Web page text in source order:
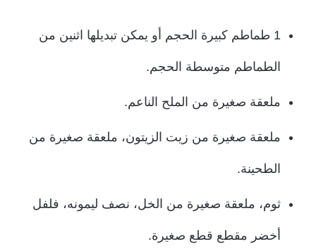
1 طماطم كبيرة الحجم أو يمكن تبديلها اثنين من
الطماطم متوسطة الحجم.
ملعقة صغيرة من الملح الناعم.
ملعقة صغيرة من زيت الزيتون، ملعقة صغيرة من
الطحينة.
ثوم، ملعقة صغيرة من الخل، نصف ليمونه، فلفل
أخضر مقطع قطع صغيرة.